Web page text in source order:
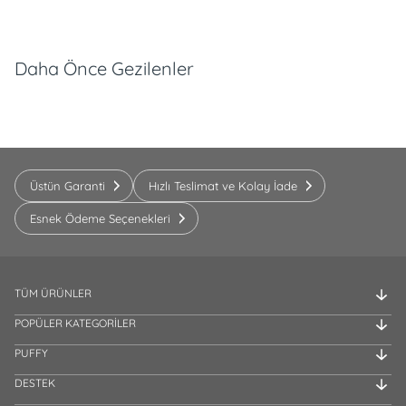
Daha Önce Gezilenler
Üstün Garanti Hızlı Teslimat ve Kolay İade
Esnek Ödeme Seçenekleri
TÜM ÜRÜNLER
POPÜLER KATEGORİLER
PUFFY
DESTEK